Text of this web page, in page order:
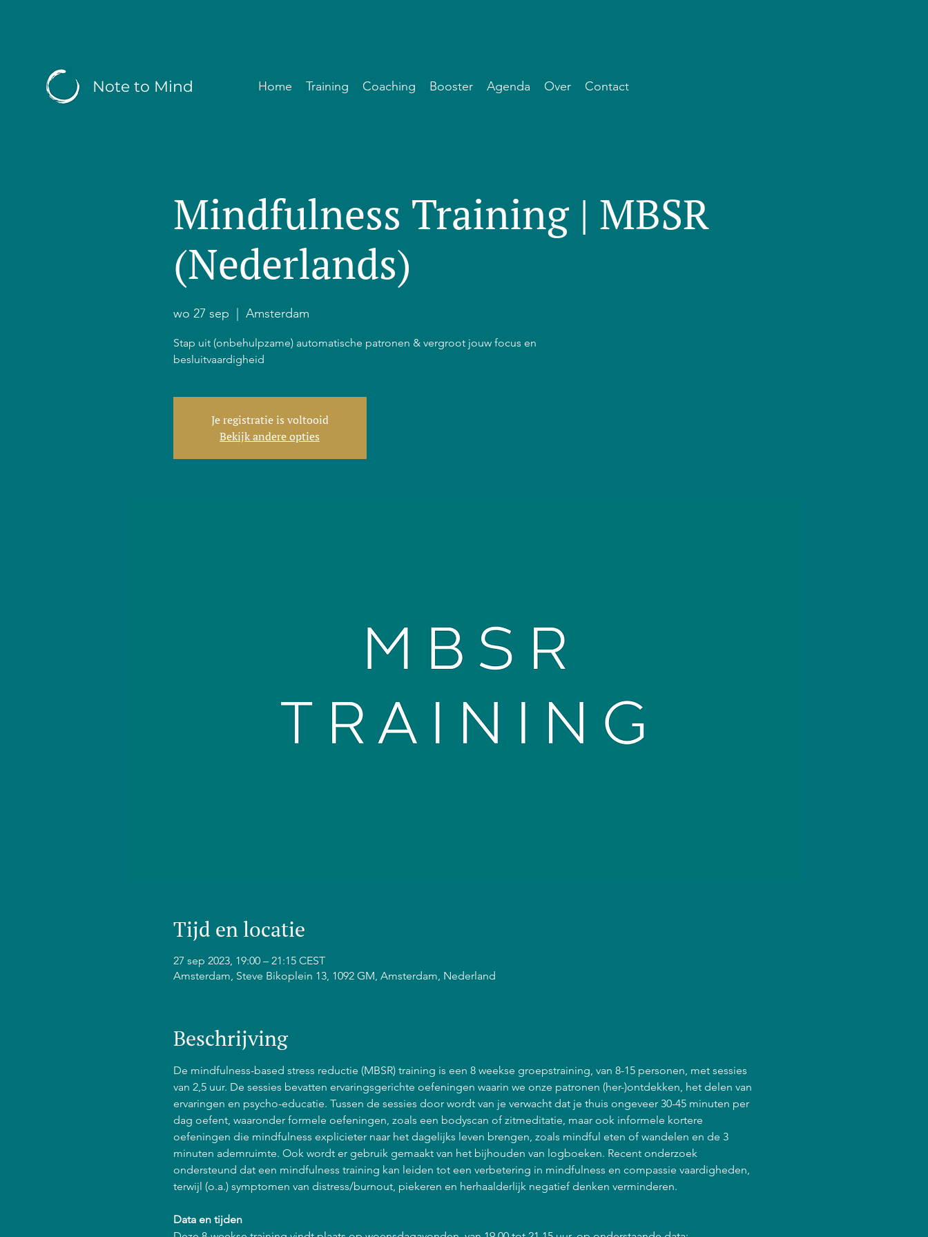
Note to Mind Home Training Coaching Booster Agenda Over Contact
Mindfulness Training | MBSR
(Nederlands)
wo 27 sep Amsterdam
Stap uit (onbehulpzame) automatische patronen & vergroot jouw focus en
besluitvaardigheid
Je registratie is voltooid
Bekijk andere opties
Tijd en locatie
27 sep 2023, 19:00 – 21:15 CEST
Amsterdam, Steve Bikoplein 13, 1092 GM, Amsterdam, Nederland
Beschrijving
De mindfulness-based stress reductie (MBSR) training is een 8 weekse groepstraining, van 8-15 personen, met sessies
van 2,5 uur. De sessies bevatten ervaringsgerichte oefeningen waarin we onze patronen (her-)ontdekken, het delen van
ervaringen en psycho-educatie. Tussen de sessies door wordt van je verwacht dat je thuis ongeveer 30-45 minuten per
dag oefent, waaronder formele oefeningen, zoals een bodyscan of zitmeditatie, maar ook informele kortere
oefeningen die mindfulness explicieter naar het dagelijks leven brengen, zoals mindful eten of wandelen en de 3
minuten ademruimte. Ook wordt er gebruik gemaakt van het bijhouden van logboeken. Recent onderzoek
ondersteund dat een mindfulness training kan leiden tot een verbetering in mindfulness en compassie vaardigheden,
terwijl (o.a.) symptomen van distress/burnout, piekeren en herhaalderlijk negatief denken verminderen.
Data en tijden